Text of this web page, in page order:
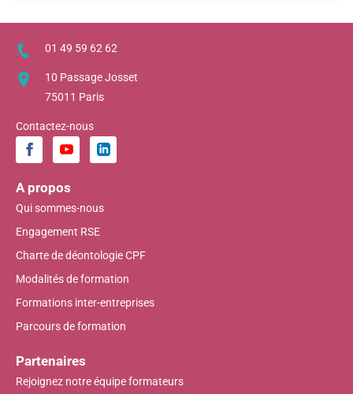
01 49 59 62 62
10 Passage Josset
75011 Paris
Contactez-nous
A propos
Qui sommes-nous
Engagement RSE
Charte de déontologie CPF
Modalités de formation
Formations inter-entreprises
Parcours de formation
Partenaires
Rejoignez notre équipe formateurs